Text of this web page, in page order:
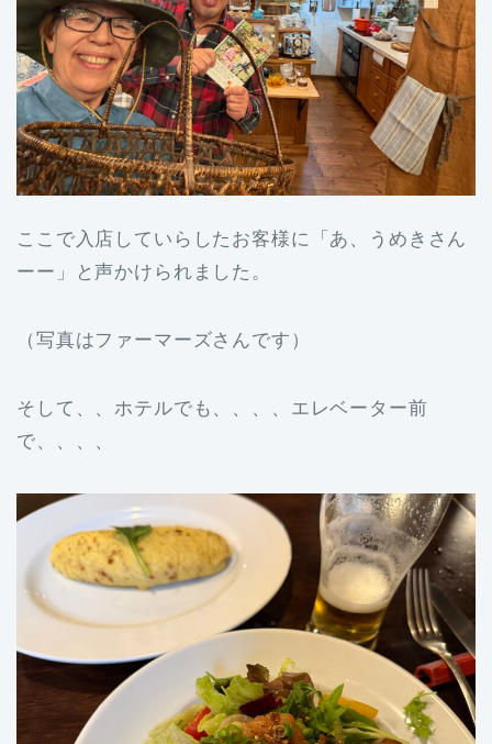
ここで入店していらしたお客様に「あ、うめきさん
ーー」と声かけられました。
（写真はファーマーズさんです）
そして、、ホテルでも、、、、エレベーター前
で、、、、